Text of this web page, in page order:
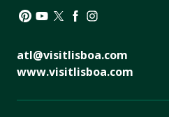
atl@visitlisboa.com
www.visitlisboa.com